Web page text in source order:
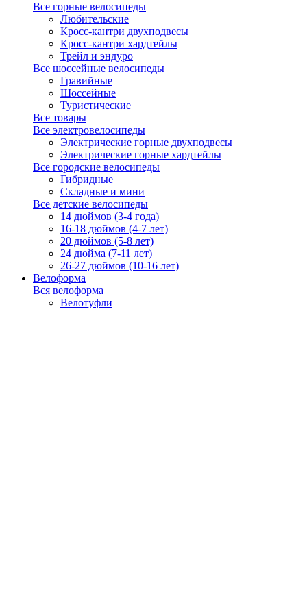
Все горные велосипеды
Любительские
Кросс-кантри двухподвесы
Кросс-кантри хардтейлы
Трейл и эндуро
Все шоссейные велосипеды
Гравийные
Шоссейные
Туристические
Все товары
Все электровелосипеды
Электрические горные двухподвесы
Электрические горные хардтейлы
Все городские велосипеды
Гибридные
Складные и мини
Все детские велосипеды
14 дюймов (3-4 года)
16-18 дюймов (4-7 лет)
20 дюймов (5-8 лет)
24 дюйма (7-11 лет)
26-27 дюймов (10-16 лет)
Велоформа
Вся велоформа
Велотуфли